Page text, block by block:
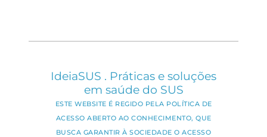
IdeiaSUS . Práticas e soluções
em saúde do SUS
ESTE WEBSITE É REGIDO PELA POLÍTICA DE
ACESSO ABERTO AO CONHECIMENTO, QUE
BUSCA GARANTIR À SOCIEDADE O ACESSO